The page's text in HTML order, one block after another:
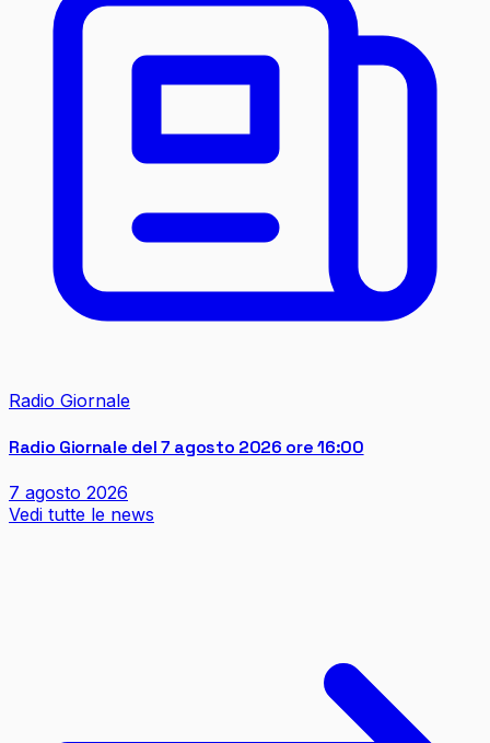
Radio Giornale
Radio Giornale del 7 agosto 2026 ore 16:00
7 agosto 2026
Vedi tutte le news